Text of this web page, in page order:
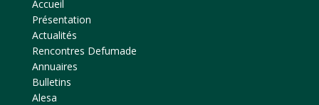
Accueil
Présentation
Actualités
Rencontres Defumade
Annuaires
Bulletins
Alesa